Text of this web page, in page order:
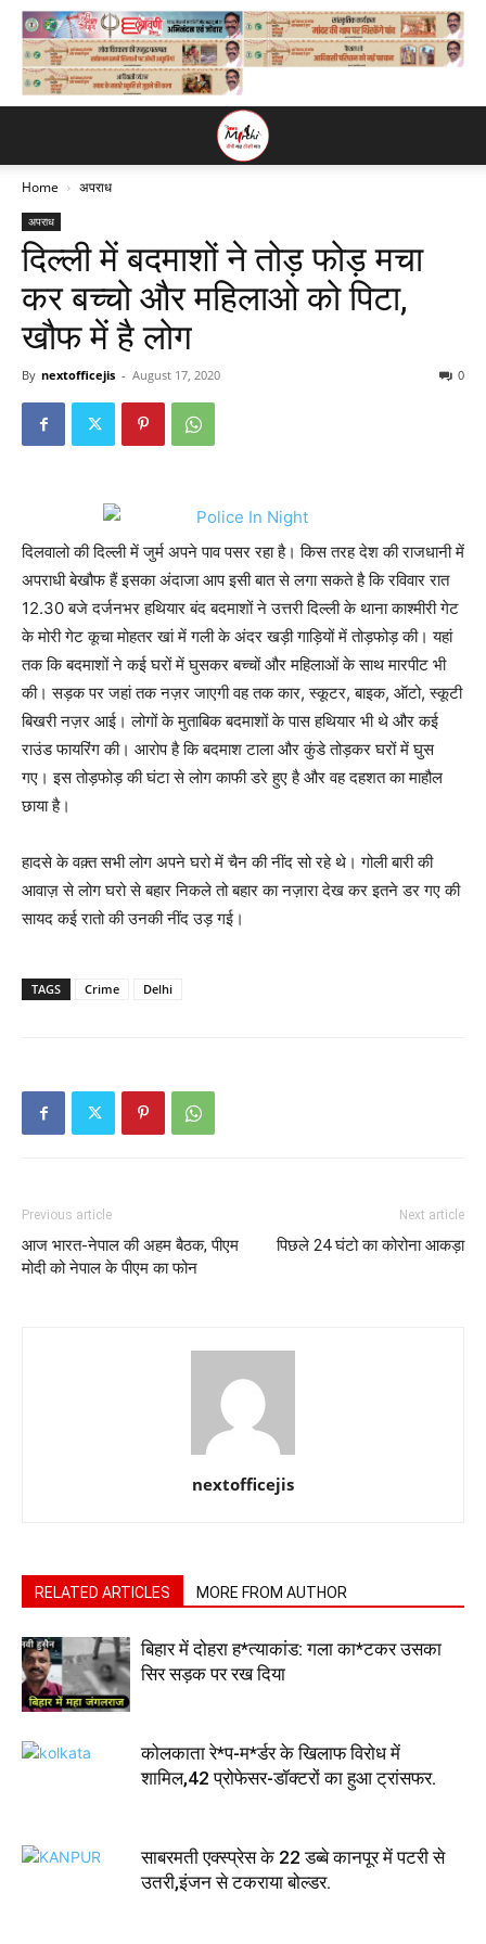
Home अपराध
अपराध
दिल्ली में बदमाशों ने तोड़ फोड़ मचा
कर बच्चो और महिलाओ को पिटा,
खौफ में है लोग
By nextofficejis - August 17, 2020 0
दिलवालो की दिल्ली में जुर्म अपने पाव पसर रहा है। किस तरह देश की राजधानी में
अपराधी बेखौफ हैं इसका अंदाजा आप इसी बात से लगा सकते है कि रविवार रात
12.30 बजे दर्जनभर हथियार बंद बदमाशों ने उत्तरी दिल्ली के थाना काश्मीरी गेट
के मोरी गेट कूचा मोहतर खां में गली के अंदर खड़ी गाड़ियों में तोड़फोड़ की। यहां
तक कि बदमाशों ने कई घरों में घुसकर बच्चों और महिलाओं के साथ मारपीट भी
की। सड़क पर जहां तक नज़र जाएगी वह तक कार, स्कूटर, बाइक, ऑटो, स्कूटी
बिखरी नज़र आई। लोगों के मुताबिक बदमाशों के पास हथियार भी थे और कई
राउंड फायरिंग की। आरोप है कि बदमाश टाला और कुंडे तोड़कर घरों में घुस
गए। इस तोड़फोड़ की घंटा से लोग काफी डरे हुए है और वह दहशत का माहौल
छाया है।
हादसे के वक़्त सभी लोग अपने घरो में चैन की नींद सो रहे थे। गोली बारी की
आवाज़ से लोग घरो से बहार निकले तो बहार का नज़ारा देख कर इतने डर गए की
सायद कई रातो की उनकी नींद उड़ गई।
TAGS Crime Delhi
Previous article
आज भारत-नेपाल की अहम बैठक, पीएम
मोदी को नेपाल के पीएम का फोन
Next article
पिछले 24 घंटो का कोरोना आकड़ा
nextofficejis
RELATED ARTICLES MORE FROM AUTHOR
बिहार में दोहरा ह*त्याकांड: गला का*टकर उसका
सिर सड़क पर रख दिया
कोलकाता रे*प-म*र्डर के खिलाफ विरोध में
शामिल,42 प्रोफेसर-डॉक्टरों का हुआ ट्रांसफर.
साबरमती एक्स्प्रेस के 22 डब्बे कानपूर में पटरी से
उतरी,इंजन से टकराया बोल्डर.